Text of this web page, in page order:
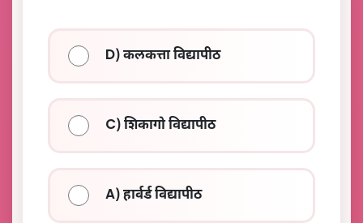
D) कलकत्ता विद्यापीठ
C) शिकागो विद्यापीठ
A) हार्वर्ड विद्यापीठ